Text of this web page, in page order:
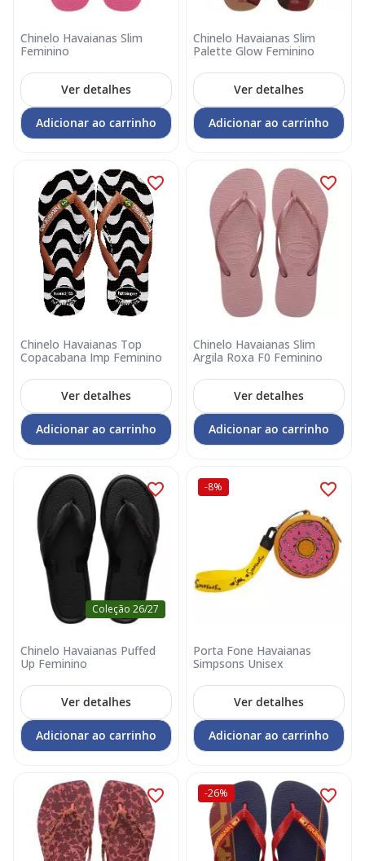
Chinelo Havaianas Slim
Feminino
Ver detalhes
Adicionar ao carrinho
Chinelo Havaianas Slim
Palette Glow Feminino
Ver detalhes
Adicionar ao carrinho
Chinelo Havaianas Top
Copacabana Imp Feminino
Ver detalhes
Adicionar ao carrinho
Chinelo Havaianas Slim
Argila Roxa F0 Feminino
Ver detalhes
Adicionar ao carrinho
Coleção 26/27
Chinelo Havaianas Puffed
Up Feminino
Ver detalhes
Adicionar ao carrinho
-8%
Porta Fone Havaianas
Simpsons Unisex
Ver detalhes
Adicionar ao carrinho
-26%